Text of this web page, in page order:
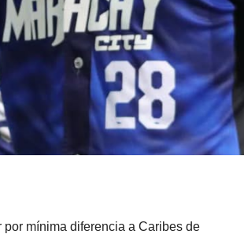
mínima diferencia a Caribes de